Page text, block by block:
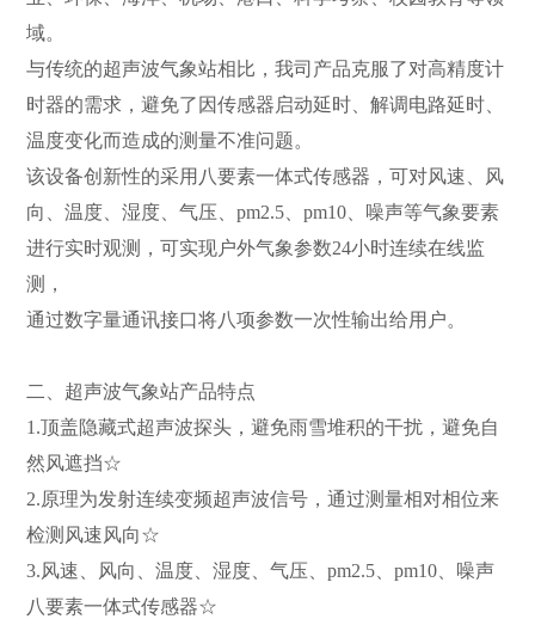
域。
与传统的超声波气象站相比，我司产品克服了对高精度计
时器的需求，避免了因传感器启动延时、解调电路延时、
温度变化而造成的测量不准问题。
该设备创新性的采用八要素一体式传感器，可对风速、风
向、温度、湿度、气压、pm2.5、pm10、噪声等气象要素
进行实时观测，可实现户外气象参数24小时连续在线监
测，
通过数字量通讯接口将八项参数一次性输出给用户。
二、超声波气象站产品特点
1.顶盖隐藏式超声波探头，避免雨雪堆积的干扰，避免自
然风遮挡☆
2.原理为发射连续变频超声波信号，通过测量相对相位来
检测风速风向☆
3.风速、风向、温度、湿度、气压、pm2.5、pm10、噪声
八要素一体式传感器☆